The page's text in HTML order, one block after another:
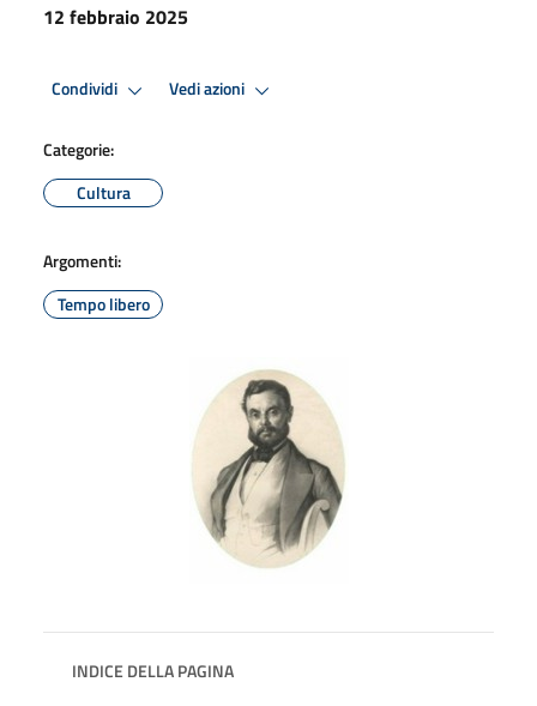
12 febbraio 2025
Condividi Vedi azioni
Categorie:
Cultura
Argomenti:
Tempo libero
INDICE DELLA PAGINA